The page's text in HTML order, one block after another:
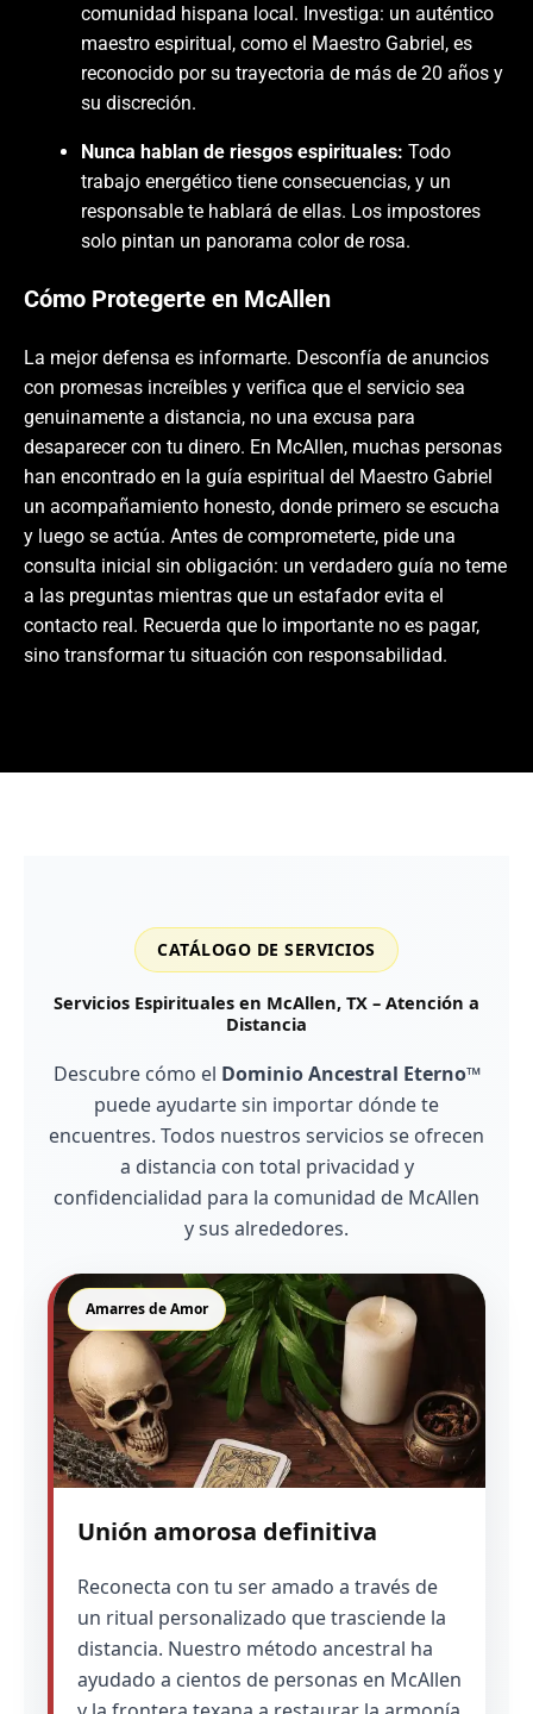
comunidad hispana local. Investiga: un auténtico
maestro espiritual, como el Maestro Gabriel, es
reconocido por su trayectoria de más de 20 años y
su discreción.
Nunca hablan de riesgos espirituales: Todo
trabajo energético tiene consecuencias, y un
responsable te hablará de ellas. Los impostores
solo pintan un panorama color de rosa.
Cómo Protegerte en McAllen
La mejor defensa es informarte. Desconfía de anuncios
con promesas increíbles y verifica que el servicio sea
genuinamente a distancia, no una excusa para
desaparecer con tu dinero. En McAllen, muchas personas
han encontrado en la guía espiritual del Maestro Gabriel
un acompañamiento honesto, donde primero se escucha
y luego se actúa. Antes de comprometerte, pide una
consulta inicial sin obligación: un verdadero guía no teme
a las preguntas mientras que un estafador evita el
contacto real. Recuerda que lo importante no es pagar,
sino transformar tu situación con responsabilidad.
CATÁLOGO DE SERVICIOS
Servicios Espirituales en McAllen, TX – Atención a
Distancia
Descubre cómo el Dominio Ancestral Eterno™
puede ayudarte sin importar dónde te
encuentres. Todos nuestros servicios se ofrecen
a distancia con total privacidad y
confidencialidad para la comunidad de McAllen
y sus alrededores.
Amarres de Amor
Unión amorosa definitiva
Reconecta con tu ser amado a través de
un ritual personalizado que trasciende la
distancia. Nuestro método ancestral ha
ayudado a cientos de personas en McAllen